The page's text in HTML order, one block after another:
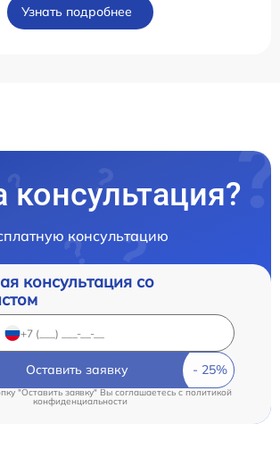
Узнать подробнее
консультацию
консультация со
Оставить заявку
"Оставить заявку" Вы соглашаетесь cполитикой
конфиденциальности